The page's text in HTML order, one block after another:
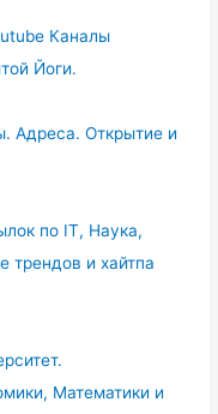
Каналы
Йоги.
Адреса. Открытие и
по IT, Наука,
трендов и хайтпа
Математики и